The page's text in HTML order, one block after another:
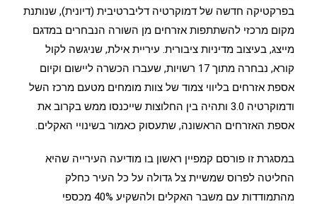
בפרקטיקה חדשה של דמוקרטיה דליברטיבית (דיונית), שנותנת
מקום מרכזי להשתתפות אזרחים מן השורה הנבחרים במדגם
מייצג, בעיצוב מדיניות ציבורית. עיריית אילת, שניגשה לקול
קורא, נבחרה מתוך 17 רשויות, שעברו הכשרה ליישום וקיום
אספת אזרחים בליווי צמוד של צוות מומחים מטעם מרכז השל
ודמוקרטיה 3.0 ותהיה בין החלוצות שייכנסו ממש בקרוב את
אספת האזרחים הראשונה, שתעסוק כאמור בשינויי האקלים.
במסגרת זו פורסם קמפיין ראשון בו מודיעה העירייה שהיא
החליטה לפרוס שמשיית צל גדולה על כל העיר כחלק
מהתמודדות עם משבר האקלים ולהשקיע 40% מכספי